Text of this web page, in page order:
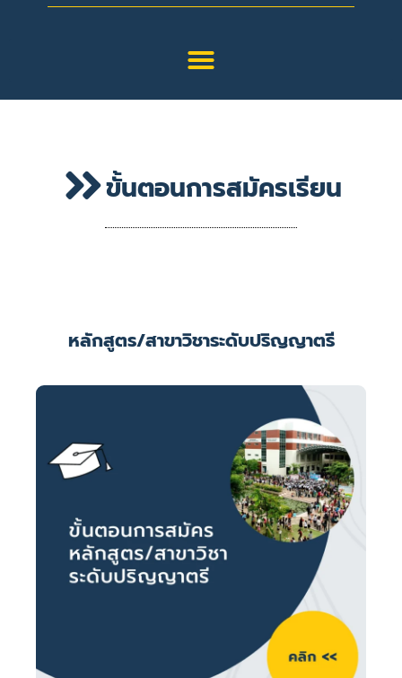
ขั้นตอนการสมัครเรียน
หลักสูตร/สาขาวิชาระดับปริญญาตรี